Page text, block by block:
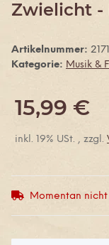
Zwielicht -
Artikelnummer:
Kategorie: Musik &
15,99 €
inkl. 19% USt. , zzgl.
Momentan